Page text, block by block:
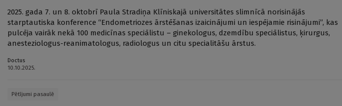
2025. gada 7. un 8. oktobrī Paula Stradiņa Klīniskajā universitātes slimnīcā norisinājās
starptautiska konference “Endometriozes ārstēšanas izaicinājumi un iespējamie risinājumi”, kas
pulcēja vairāk nekā 100 medicīnas speciālistu – ginekologus, dzemdību speciālistus, ķirurgus,
anesteziologus-reanimatologus, radiologus un citu specialitāšu ārstus.
Doctus
10.10.2025.
Pētījumi pasaulē